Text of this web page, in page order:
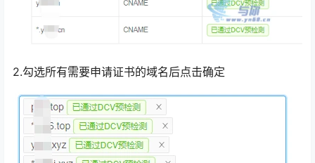
2.勾选所有需要申请证书的域名后点击确定